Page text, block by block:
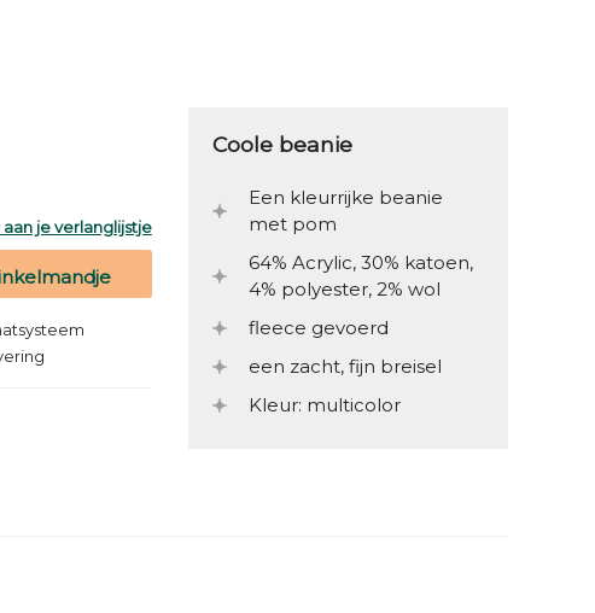
je verlanglijstje
Coole beanie
Een kleurrijke beanie
met pom
64% Acrylic, 30% katoen,
4% polyester, 2% wol
fleece gevoerd
een zacht, fijn breisel
Kleur: multicolor